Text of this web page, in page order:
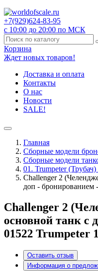
+7(929)624-83-95
с 10:00 до 20:00 по МСК
Корзина
Ждет новых товаров!
Доставка и оплата
Контакты
О нас
Новости
SALE!
Главная
Сборные модели
Сборные модели
01. Trumpeter
Challenger 2
доп - бронированием
Challenger 2
основной танк с
01522 Trumpeter
Оставить отзыв
Информация о